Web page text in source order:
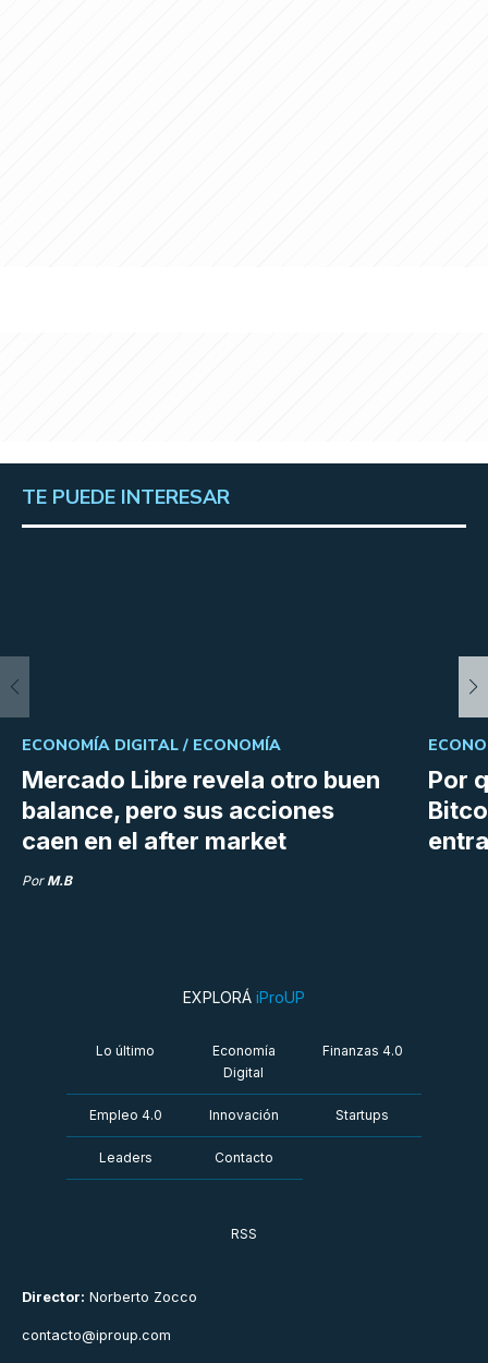
TE PUEDE INTERESAR
Mercado Libre revela otro buen
balance, pero sus acciones
caen en el after market
ECONOMÍA DIGITAL / ECONOMÍA
Por M.B
Por
Director: Norberto Zocco
contacto@iproup.com
EXPLORÁ iProUP
Lo último
Economía
Digital
Finanzas 4.0
Empleo 4.0 Innovación Startups
Leaders Contacto
RSS